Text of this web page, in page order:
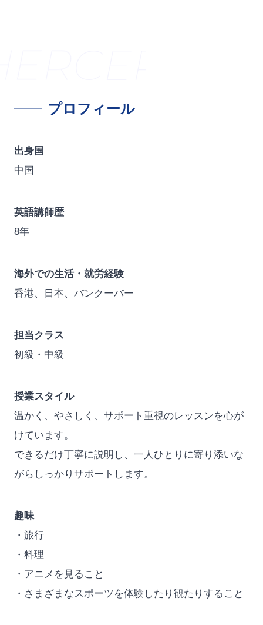
プロフィール
出身国
中国
英語講師歴
8年
海外での生活・就労経験
香港、日本、バンクーバー
担当クラス
初級・中級
授業スタイル
温かく、やさしく、サポート重視のレッスンを心が
けています。
できるだけ丁寧に説明し、一人ひとりに寄り添いな
がらしっかりサポートします。
趣味
・旅行
・料理
・アニメを見ること
・さまざまなスポーツを体験したり観たりすること